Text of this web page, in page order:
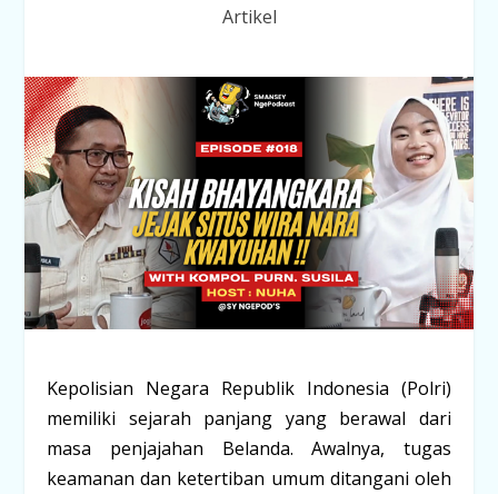
Artikel
Kepolisian Negara Republik Indonesia (Polri)
memiliki sejarah panjang yang berawal dari
masa penjajahan Belanda. Awalnya, tugas
keamanan dan ketertiban umum ditangani oleh